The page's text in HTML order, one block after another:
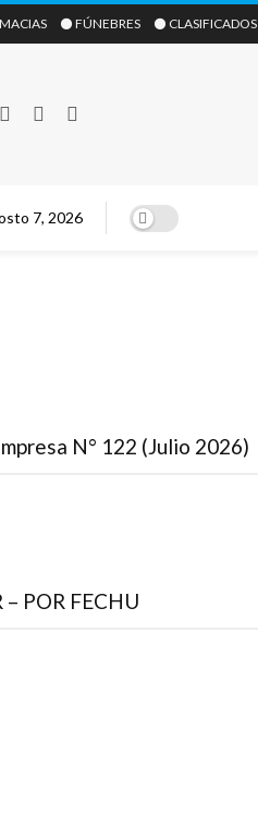
⚫ FÚNEBRES ⚫ CLASIFICADOS
7, 2026
N° 122 (Julio 2026)
POR FECHU